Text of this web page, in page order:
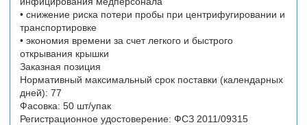
• снижение риска потери пробы при центрифугировании и
транспортировке
• экономия времени за счет легкого и быстрого
открывания крышки
Заказная позиция
Нормативный максимальный срок поставки (календарных
дней): 77
Фасовка: 50 шт/упак
Регистрационное удостоверение: ФСЗ 2011/09315